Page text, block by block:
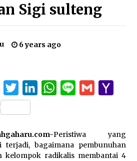
Sigi sulteng
6 years ago
FacebookTwitterLinkedInWhatsApp
Line Gmail
Share
Peristiwa yang
terjadi, bagaimana pembunuhan
kelompok radikalis membantai 4